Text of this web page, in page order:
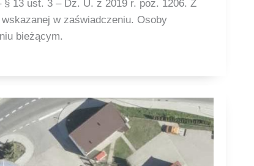
13 ust. 3 – Dz. U. z 2019 r. poz. 1206. Z
w zaświadczeniu. Osoby
bieżącym.